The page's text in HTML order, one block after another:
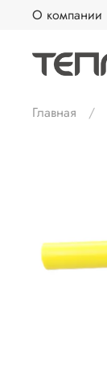
О компании
Главная